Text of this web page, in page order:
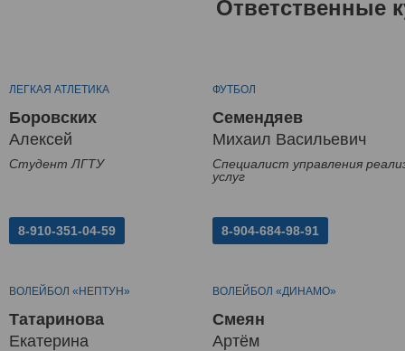
Ответственные
ЛЕГКАЯ АТЛЕТИКА
Боровских
Алексей
Студент ЛГТУ
8-910-351-04-59
ФУТБОЛ
Семендяев
Михаил Васильевич
Специалист управления
услуг
8-904-684-98-91
ВОЛЕЙБОЛ «НЕПТУН»
Татаринова
Екатерина
ВОЛЕЙБОЛ «ДИНАМО»
Смеян
Артём